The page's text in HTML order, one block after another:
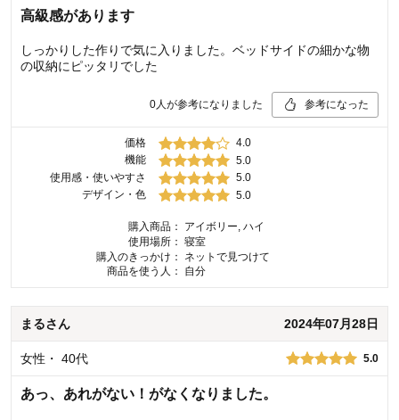
高級感があります
しっかりした作りで気に入りました。ベッドサイドの細かな物
の収納にピッタリでした
0人が参考になりました 参考になった
価格
4.0
機能
5.0
使用感・使いやすさ
5.0
デザイン・色
5.0
購入商品：
アイボリー, ハイ
使用場所： 寝室
購入のきっかけ：
ネットで見つけて
商品を使う人：
自分
まるさん 2024年07月28日
女性 ・ 40代 5.0
あっ、あれがない！がなくなりました。